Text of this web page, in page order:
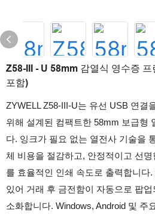
Z58-III - U 58mm 감열식 영수증
포함)
ZYWELL Z58-III-U는 유선 USB 연결
위해 설계된 컴팩트한 58mm 보급형
다. 잉크가 필요 없는 열전사 기술을
체 비용을 절감하고, 안정적이고 선
를 효율적인 인쇄 속도로 출력합니다
있어 거래 후 금전함이 자동으로 팝
소화합니다. Windows, Android 및 주